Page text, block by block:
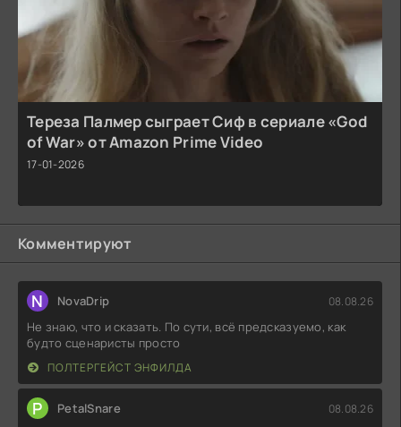
Тереза Палмер сыграет Сиф в сериале «God
of War» от Amazon Prime Video
17-01-2026
Комментируют
N NovaDrip 08.08.26
Не знаю, что и сказать. По сути, всё предсказуемо, как
будто сценаристы просто
ПОЛТЕРГЕЙСТ ЭНФИЛДА
P PetalSnare 08.08.26